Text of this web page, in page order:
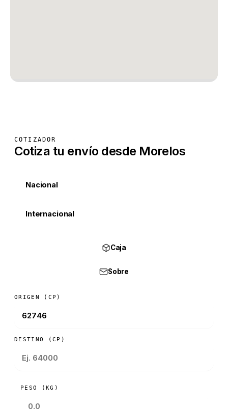
COTIZADOR
Cotiza tu envío desde Morelos
Nacional
Internacional
Caja
Sobre
ORIGEN (CP)
DESTINO (CP)
PESO (KG)